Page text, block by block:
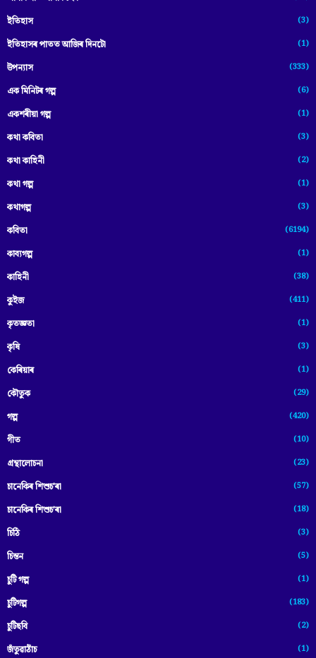
ইতিহাস (3)
ইতিহাসৰ পাতত আজিৰ দিনটো (1)
উপন্যাস (333)
এক মিনিটৰ গল্প (6)
একশৰীয়া গল্প (1)
কথা কবিতা (3)
কথা কাহিনী (2)
কথা গল্প (1)
কথাগল্প (3)
কবিতা (6194)
কাব্যগল্প (1)
কাহিনী (38)
কুইজ (411)
কৃতজ্ঞতা (1)
কৃষি (3)
কেৰিয়াৰ (1)
কৌতুক (29)
গল্প (420)
গীত (10)
গ্ৰন্থালোচনা (23)
চানেকিৰ শিশুচ'ৰা (57)
চানেকিৰ শিশুচ’ৰা (18)
চিঠি (3)
চিন্তন (5)
চুটি গল্প (1)
চুটিগল্প (183)
চুটিছবি (2)
জঁতুৱাঠাঁচ (1)